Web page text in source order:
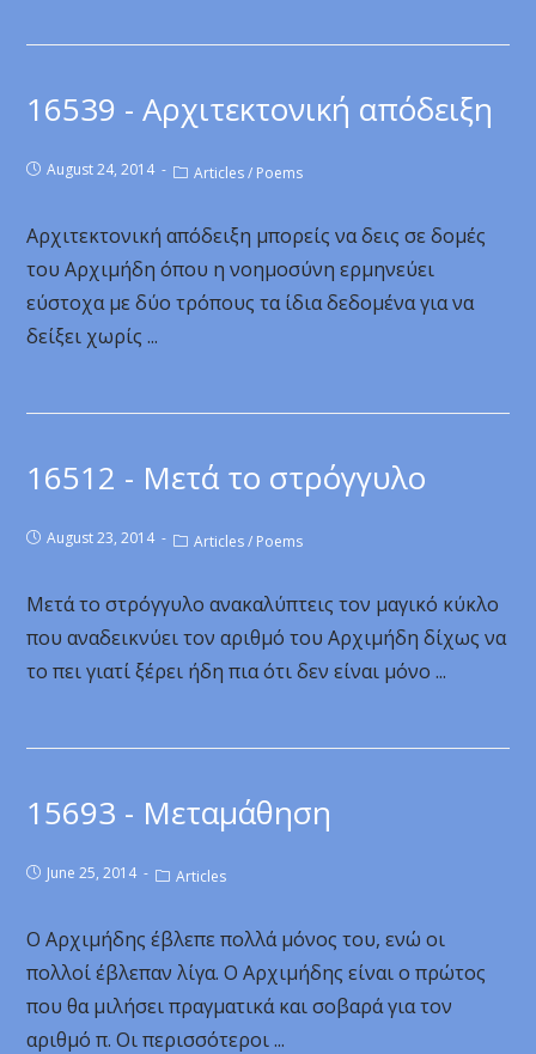
16539 - Αρχιτεκτονική απόδειξη
August 24, 2014 Articles / Poems
Αρχιτεκτονική απόδειξη μπορείς να δεις σε δομές
του Αρχιμήδη όπου η νοημοσύνη ερμηνεύει
εύστοχα με δύο τρόπους τα ίδια δεδομένα για να
δείξει χωρίς ...
16512 - Μετά το στρόγγυλο
August 23, 2014 Articles / Poems
Μετά το στρόγγυλο ανακαλύπτεις τον μαγικό κύκλο
που αναδεικνύει τον αριθμό του Αρχιμήδη δίχως να
το πει γιατί ξέρει ήδη πια ότι δεν είναι μόνο ...
15693 - Μεταμάθηση
June 25, 2014 Articles
Ο Αρχιμήδης έβλεπε πολλά μόνος του, ενώ οι
πολλοί έβλεπαν λίγα. Ο Αρχιμήδης είναι ο πρώτος
που θα μιλήσει πραγματικά και σοβαρά για τον
αριθμό π. Οι περισσότεροι ...